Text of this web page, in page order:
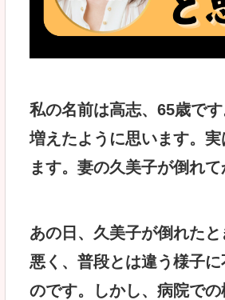
私の名前は高志、65歳で
増えたように思います。
ます。妻の久美子が倒れ
あの日、久美子が倒れた
悪く、普段とは違う様子
のです。しかし、病院で